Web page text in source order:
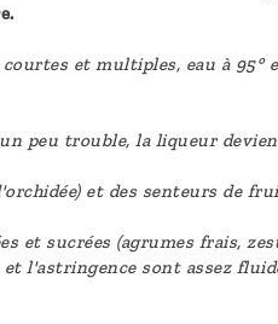
et multiples, eau à 95°
peu trouble, la liqueur
et des senteurs de
sucrées (agrumes frais,
l'astringence sont assez